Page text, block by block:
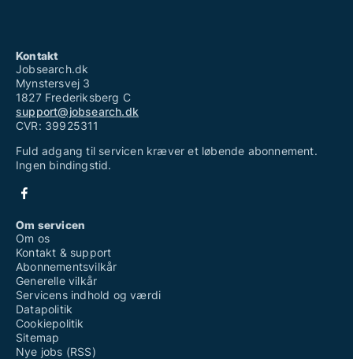
Kontakt
Jobsearch.dk
Mynstersvej 3
1827 Frederiksberg C
support@jobsearch.dk
CVR: 39925311
Fuld adgang til servicen kræver et løbende abonnement.
Ingen bindingstid.
Om servicen
Om os
Kontakt & support
Abonnementsvilkår
Generelle vilkår
Servicens indhold og værdi
Datapolitik
Cookiepolitik
Sitemap
Nye jobs (RSS)